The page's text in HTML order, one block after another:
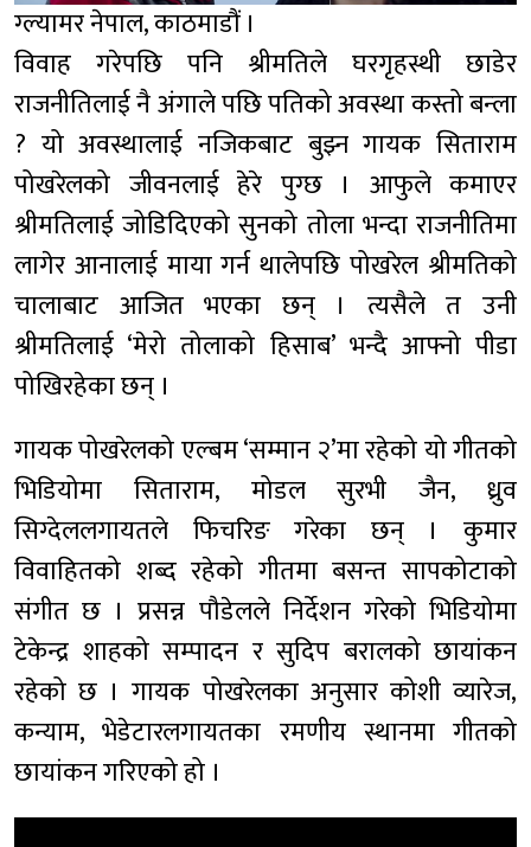
ग्ल्यामर नेपाल, काठमाडौं ।
विवाह गरेपछि पनि श्रीमतिले घरगृहस्थी छाडेर
राजनीतिलाई नै अंगाले पछि पतिको अवस्था कस्तो बन्ला
? यो अवस्थालाई नजिकबाट बुझ्न गायक सिताराम
पोखरेलको जीवनलाई हेरे पुग्छ । आफुले कमाएर
श्रीमतिलाई जोडिदिएको सुनको तोला भन्दा राजनीतिमा
लागेर आनालाई माया गर्न थालेपछि पोखरेल श्रीमतिको
चालाबाट आजित भएका छन् । त्यसैले त उनी
श्रीमतिलाई ‘मेरो तोलाको हिसाब’ भन्दै आफ्नो पीडा
पोखिरहेका छन् ।
गायक पोखरेलको एल्बम ‘सम्मान २’मा रहेको यो गीतको
भिडियोमा सिताराम, मोडल सुरभी जैन, ध्रुव
सिग्देललगायतले फिचरिङ गरेका छन् । कुमार
विवाहितको शब्द रहेको गीतमा बसन्त सापकोटाको
संगीत छ । प्रसन्न पौडेलले निर्देशन गरेको भिडियोमा
टेकेन्द्र शाहको सम्पादन र सुदिप बरालको छायांकन
रहेको छ । गायक पोखरेलका अनुसार कोशी व्यारेज,
कन्याम, भेडेटारलगायतका रमणीय स्थानमा गीतको
छायांकन गरिएको हो ।